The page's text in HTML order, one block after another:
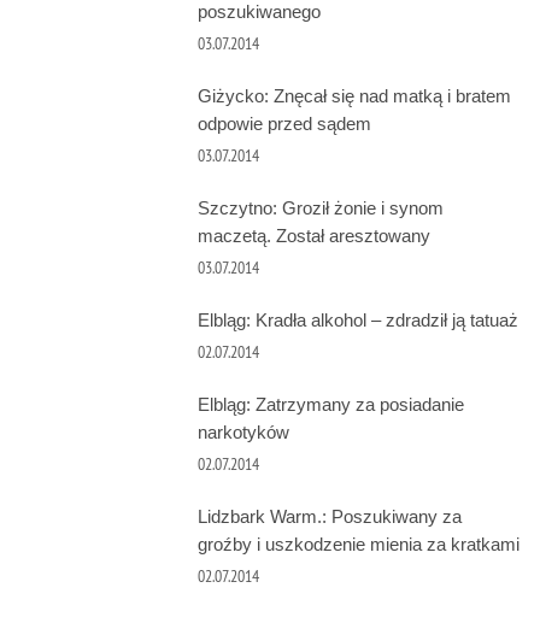
poszukiwanego
03.07.2014
Giżycko: Znęcał się nad matką i bratem
odpowie przed sądem
03.07.2014
Szczytno: Groził żonie i synom
maczetą. Został aresztowany
03.07.2014
Elbląg: Kradła alkohol – zdradził ją tatuaż
02.07.2014
Elbląg: Zatrzymany za posiadanie
narkotyków
02.07.2014
Lidzbark Warm.: Poszukiwany za
groźby i uszkodzenie mienia za kratkami
02.07.2014